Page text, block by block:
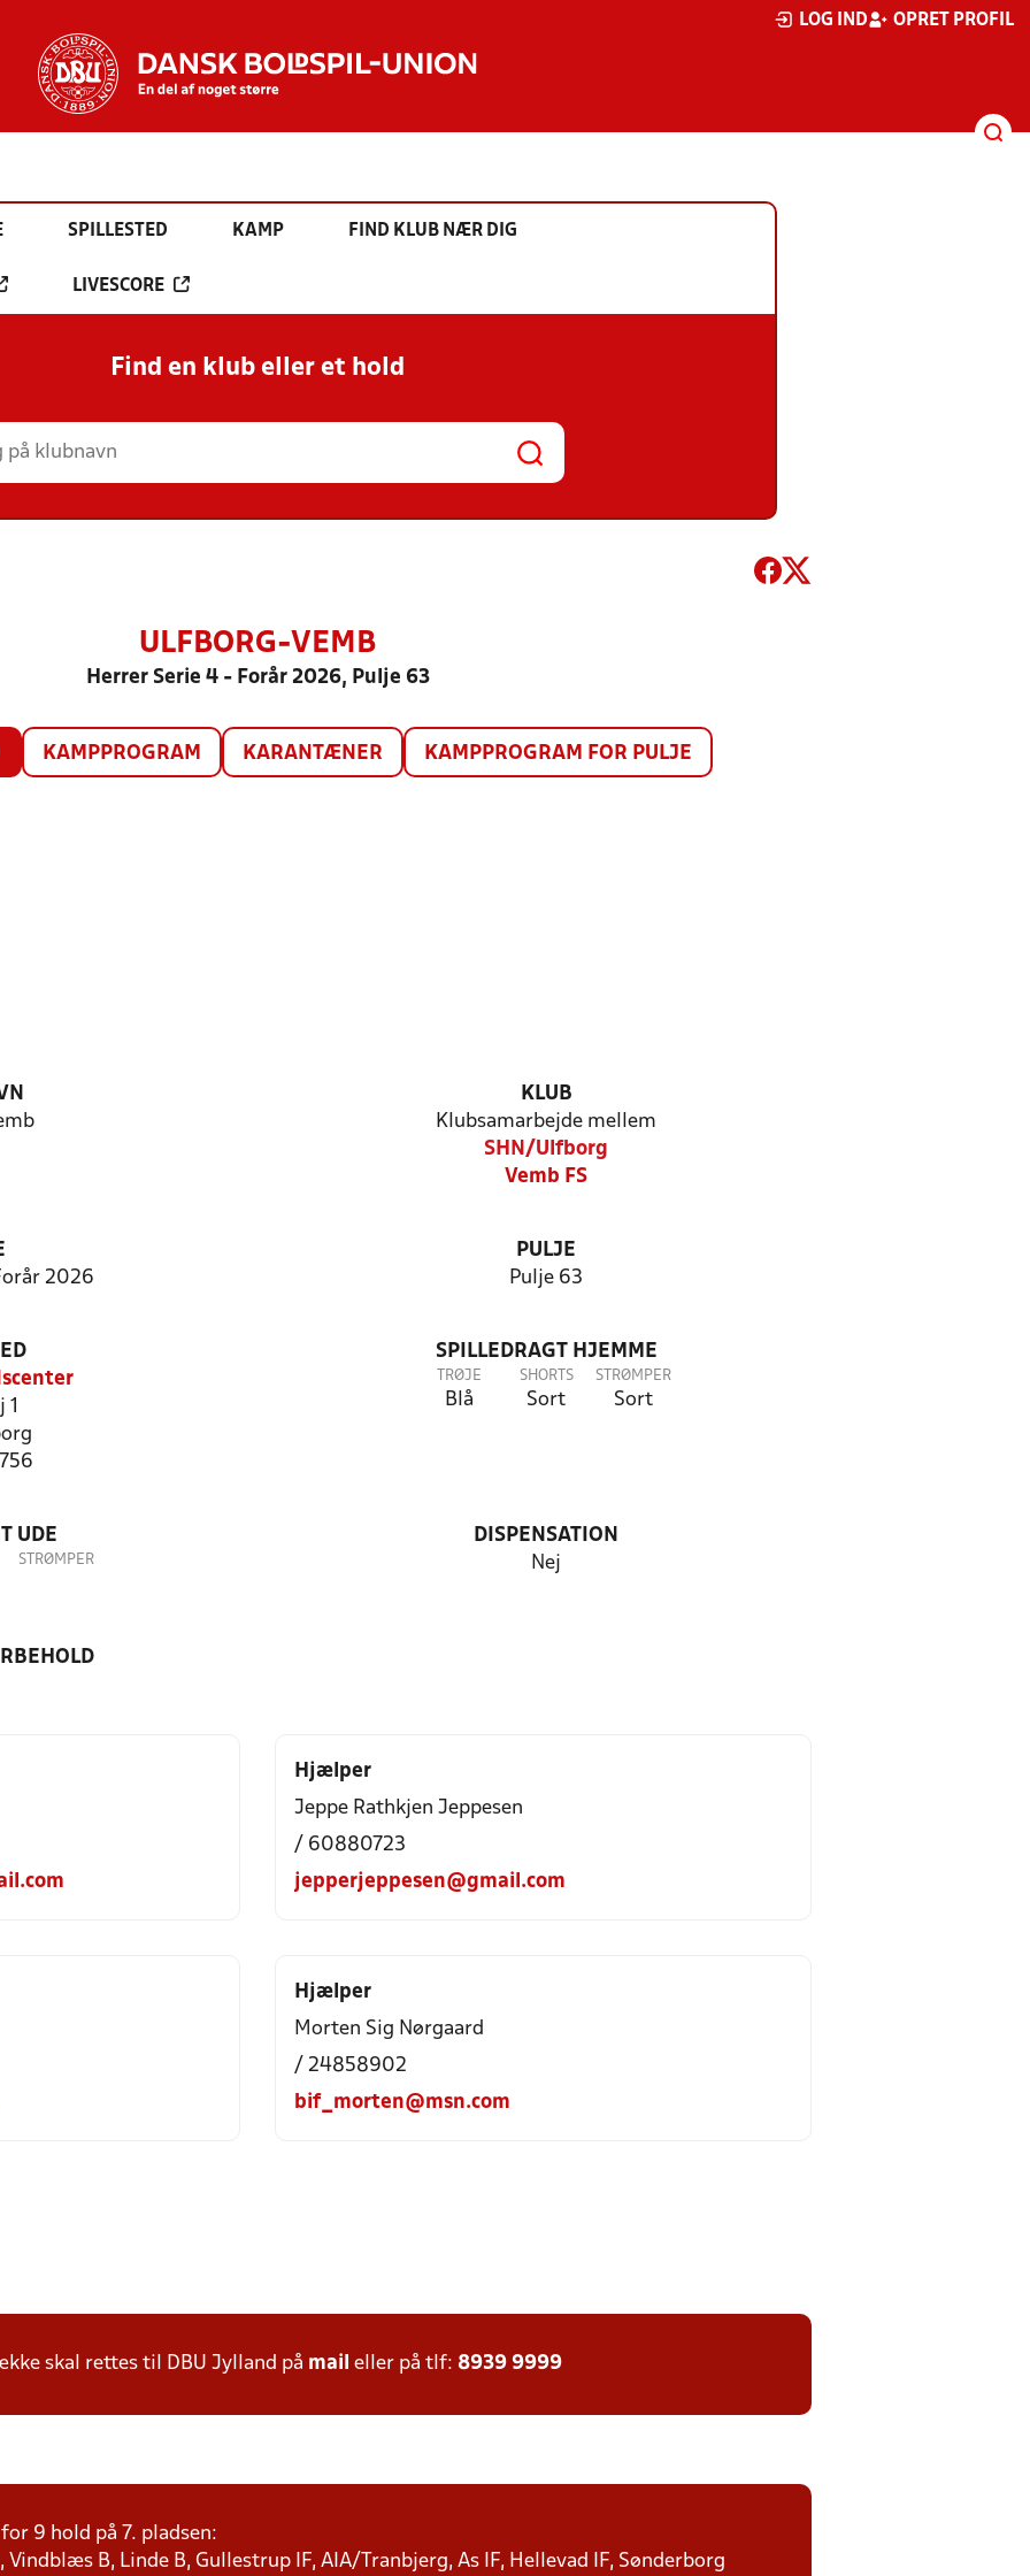
LOG IND OPRET PROFIL
SPILLESTED KAMP FIND KLUB NÆR DIG
LIVESCORE
Find en klub eller et hold
ULFBORG-VEMB
Herrer Serie 4 - Forår 2026, Pulje 63
KAMPPROGRAM KARANTÆNER KAMPPROGRAM FOR PULJE
KLUB
Klubsamarbejde mellem
SHN/Ulfborg
Vemb FS
2026
PULJE
Pulje 63
1
SPILLEDRAGT HJEMME
TRØJE
Blå
SHORTS
Sort
STRØMPER
Sort
UDE
STRØMPER
DISPENSATION
Nej
Hjælper
Jeppe Rathkjen Jeppesen
/ 60880723
jepperjeppesen@gmail.com
Hjælper
Morten Sig Nørgaard
/ 24858902
bif_morten@msn.com
skal rettes til DBU Jylland på mail eller på tlf: 8939 9999
9 hold på 7. pladsen:
Vindblæs B, Linde B, Gullestrup IF, AIA/Tranbjerg, As IF, Hellevad IF, Sønderborg